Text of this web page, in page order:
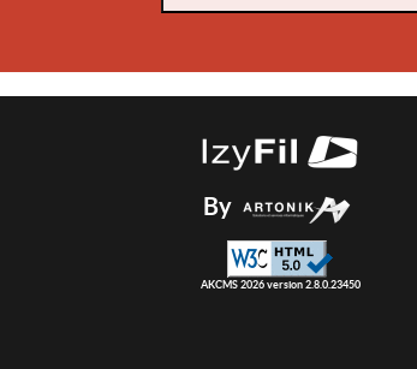
By
AKCMS 2026 version 2.8.0.23450